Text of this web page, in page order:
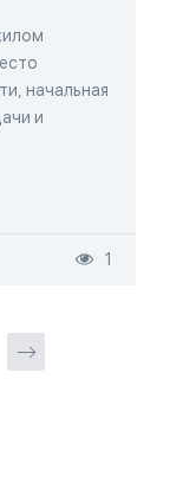
начальная
и
1